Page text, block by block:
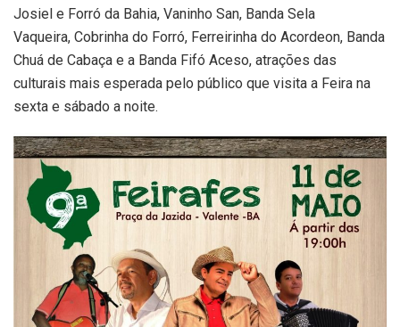
Josiel e Forró da Bahia, Vaninho San, Banda Sela
Vaqueira, Cobrinha do Forró, Ferreirinha do Acordeon, Banda
Chuá de Cabaça e a Banda Fifó Aceso, atrações das
culturais mais esperada pelo público que visita a Feira na
sexta e sábado a noite.